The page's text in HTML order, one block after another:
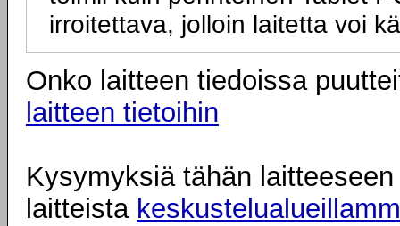
irroitettava, jolloin laitetta voi
Onko laitteen tiedoissa
laitteen tietoihin
Kysymyksiä tähän
laitteista